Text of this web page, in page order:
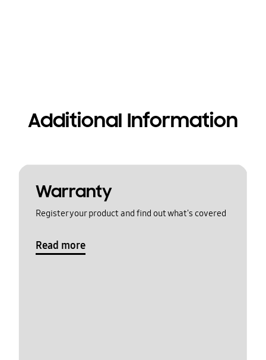
Additional Information
Warranty
Register your product and find out what's covered
Read more